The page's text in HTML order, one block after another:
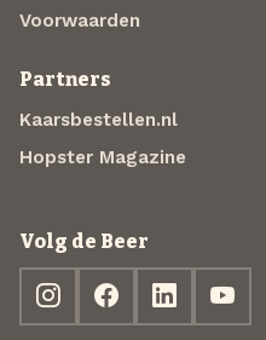
Voorwaarden
Partners
Kaarsbestellen.nl
Hopster Magazine
Volg de Beer